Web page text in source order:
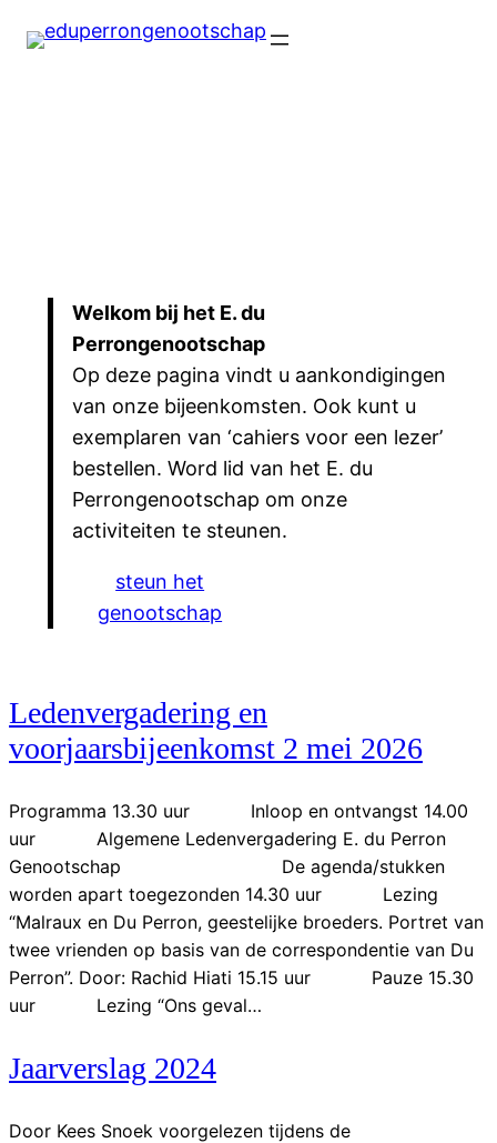
Welkom bij het E. du
Perrongenootschap
Op deze pagina vindt u aankondigingen
van onze bijeenkomsten. Ook kunt u
exemplaren van ‘cahiers voor een lezer’
bestellen. Word lid van het E. du
Perrongenootschap om onze
activiteiten te steunen.
steun het
genootschap
Ledenvergadering en
voorjaarsbijeenkomst 2 mei 2026
Programma 13.30 uur Inloop en ontvangst 14.00
uur Algemene Ledenvergadering E. du Perron
Genootschap De agenda/stukken
worden apart toegezonden 14.30 uur Lezing
“Malraux en Du Perron, geestelijke broeders. Portret van
twee vrienden op basis van de correspondentie van Du
Perron”. Door: Rachid Hiati 15.15 uur Pauze 15.30
uur Lezing “Ons geval…
Jaarverslag 2024
Door Kees Snoek voorgelezen tijdens de